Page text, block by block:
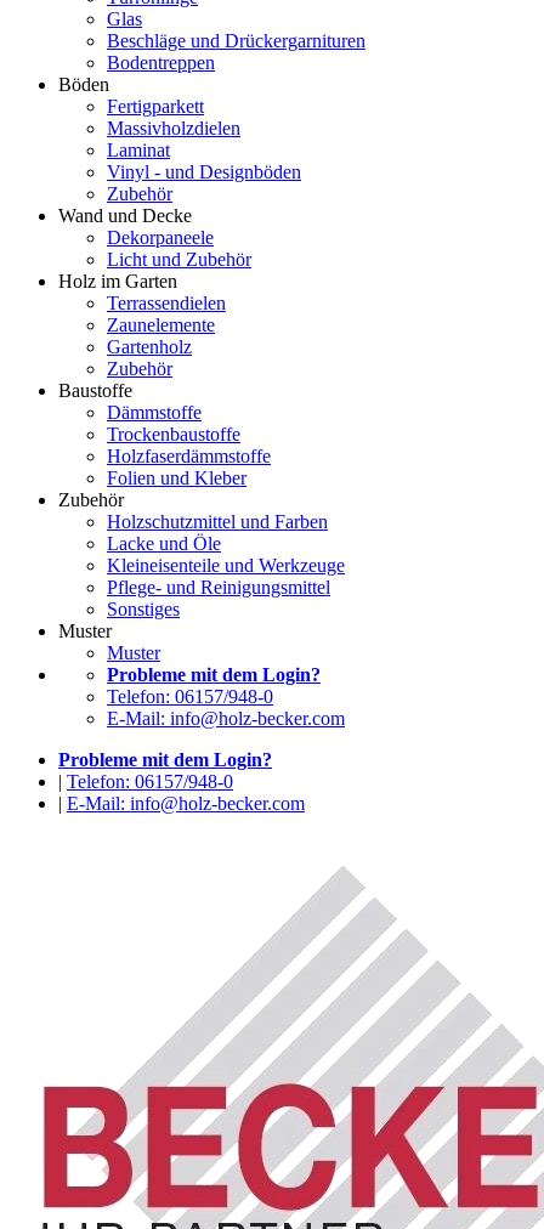
Glas
Beschläge und Drückergarnituren
Bodentreppen
Böden
Fertigparkett
Massivholzdielen
Laminat
Vinyl - und Designböden
Zubehör
Wand und Decke
Dekorpaneele
Licht und Zubehör
Holz im Garten
Terrassendielen
Zaunelemente
Gartenholz
Zubehör
Baustoffe
Dämmstoffe
Trockenbaustoffe
Holzfaserdämmstoffe
Folien und Kleber
Zubehör
Holzschutzmittel und Farben
Lacke und Öle
Kleineisenteile und Werkzeuge
Pflege- und Reinigungsmittel
Sonstiges
Muster
Muster
Probleme mit dem Login?
Telefon: 06157/948-0
E-Mail: info@holz-becker.com
Probleme mit dem Login?
| Telefon: 06157/948-0
| E-Mail: info@holz-becker.com